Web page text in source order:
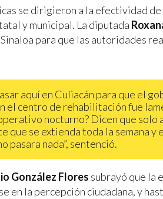
se dirigieron a la efectividad
y municipal. La diputada
para que las autoridades
aquí en Culiacán para que el
el centro de rehabilitación fue
nocturno? Dicen que solo
que se extienda toda la semana y
pasara nada”, sentenció.
González Flores subrayó que la
la percepción ciudadana, y